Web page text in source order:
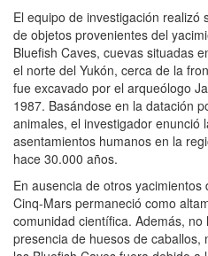
El equipo de investigación realizó
de objetos provenientes del
Bluefish Caves, cuevas situadas
el norte del Yukón, cerca de la
fue excavado por el arqueólogo
1987. Basándose en la datación
animales, el investigador enunció
asentamientos humanos en la
hace 30.000 años.
En ausencia de otros
Cinq-Mars permaneció como
comunidad científica. Además,
presencia de huesos de caballos,